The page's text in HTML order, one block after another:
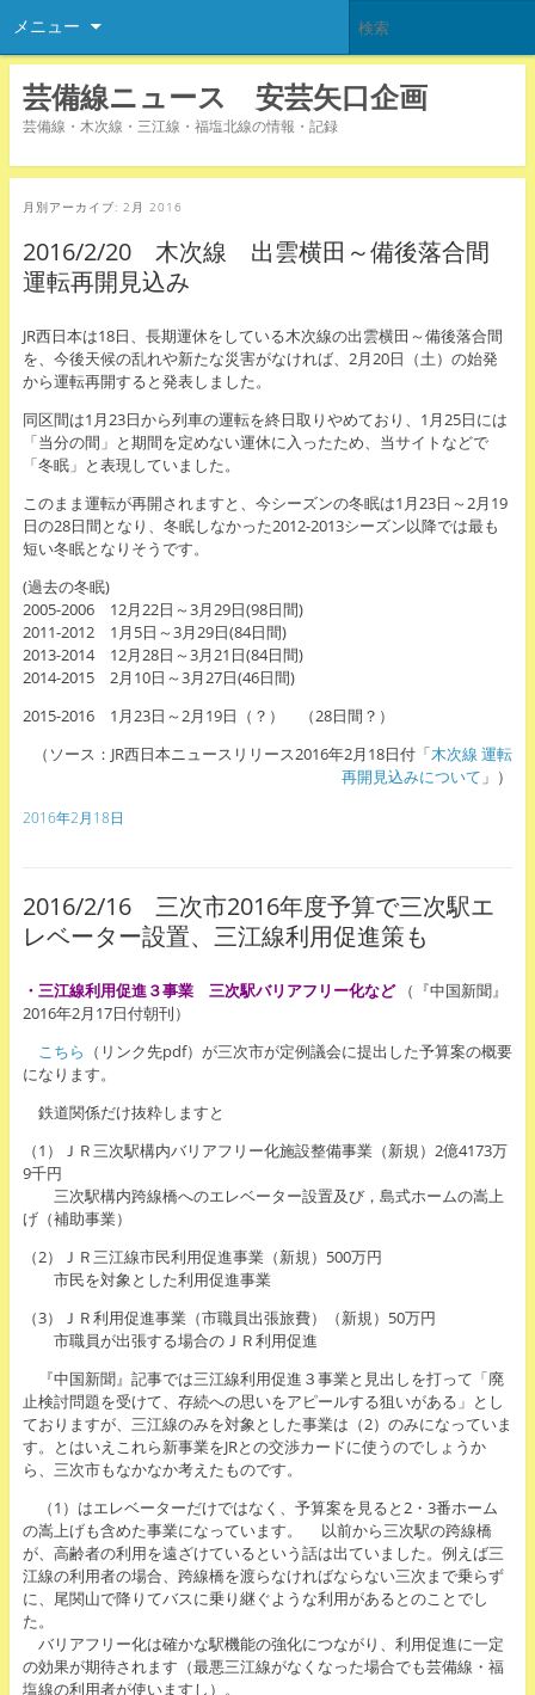
メニュー
芸備線ニュース 安芸矢口企画
芸備線・木次線・三江線・福塩北線の情報・記録
月別アーカイブ: 2月 2016
2016/2/20 木次線 出雲横田～備後落合間
運転再開見込み
JR西日本は18日、長期運休をしている木次線の出雲横田～備後落合間
を、今後天候の乱れや新たな災害がなければ、2月20日（土）の始発
から運転再開すると発表しました。
同区間は1月23日から列車の運転を終日取りやめており、1月25日には
「当分の間」と期間を定めない運休に入ったため、当サイトなどで
「冬眠」と表現していました。
このまま運転が再開されますと、今シーズンの冬眠は1月23日～2月19
日の28日間となり、冬眠しなかった2012-2013シーズン以降では最も
短い冬眠となりそうです。
(過去の冬眠)
2005-2006 12月22日～3月29日(98日間)
2011-2012 1月5日～3月29日(84日間)
2013-2014 12月28日～3月21日(84日間)
2014-2015 2月10日～3月27日(46日間)
2015-2016 1月23日～2月19日（？） （28日間？）
（ソース：JR西日本ニュースリリース2016年2月18日付「木次線 運転
再開見込みについて 」）
2016年2月18日
2016/2/16 三次市2016年度予算で三次駅エ
レベーター設置、三江線利用促進策も
・三江線利用促進３事業 三次駅バリアフリー化など（『中国新聞』
2016年2月17日付朝刊）
こちら （リンク先pdf）が三次市が定例議会に提出した予算案の概要
になります。
鉄道関係だけ抜粋しますと
（1）ＪＲ三次駅構内バリアフリー化施設整備事業（新規）2億4173万
9千円
三次駅構内跨線橋へのエレベーター設置及び，島式ホームの嵩上
げ（補助事業）
（2）ＪＲ三江線市民利用促進事業（新規）500万円
市民を対象とした利用促進事業
（3）ＪＲ利用促進事業（市職員出張旅費）（新規）50万円
市職員が出張する場合のＪＲ利用促進
『中国新聞』記事では三江線利用促進３事業と見出しを打って「廃
止検討問題を受けて、存続への思いをアピールする狙いがある」とし
ておりますが、三江線のみを対象とした事業は（2）のみになっていま
す。とはいえこれら新事業をJRとの交渉カードに使うのでしょうか
ら、三次市もなかなか考えたものです。
（1）はエレベーターだけではなく、予算案を見ると2・3番ホーム
の嵩上げも含めた事業になっています。 以前から三次駅の跨線橋
が、高齢者の利用を遠ざけているという話は出ていました。例えば三
江線の利用者の場合、跨線橋を渡らなければならない三次まで乗らず
に、尾関山で降りてバスに乗り継ぐような利用があるとのことでし
た。
バリアフリー化は確かな駅機能の強化につながり、利用促進に一定
の効果が期待されます（最悪三江線がなくなった場合でも芸備線・福
塩線の利用者が使いますし）。